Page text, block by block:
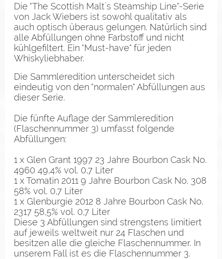
Die "The Scottish Malt´s Steamship Line"-Serie
von Jack Wiebers ist sowohl qualitativ als
auch optisch überaus gelungen. Natürlich sind
alle Abfüllungen ohne Farbstoff und nicht
kühlgefiltert. Ein "Must-have" für jeden
Whiskyliebhaber.
Die Sammleredition unterscheidet sich
eindeutig von den "normalen" Abfüllungen aus
dieser Serie.
Die fünfte Auflage der Sammleredition
(Flaschennummer 3) umfasst folgende
Abfüllungen:
1 x Glen Grant 1997 23 Jahre Bourbon Cask No.
4960 49,4% vol. 0,7 Liter
1 x Tomatin 2011 9 Jahre Bourbon Cask No. 308
58% vol. 0,7 Liter
1 x Glenburgie 2012 8 Jahre Bourbon Cask No.
2317 58,5% vol. 0,7 Liter
Diese 3 Abfüllungen sind strengstens limitiert
auf jeweils weltweit nur 24 Flaschen und
besitzen alle die gleiche Flaschennummer. In
unserem Fall ist es die Flaschennummer 3.